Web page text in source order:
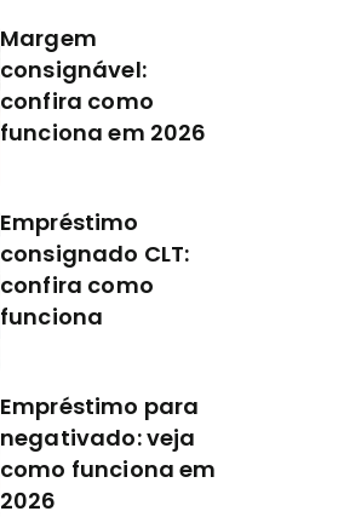
Margem
consignável:
confira como
funciona em 2026
Empréstimo
consignado CLT:
confira como
funciona
Empréstimo para
negativado: veja
como funciona em
2026